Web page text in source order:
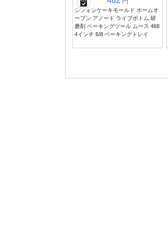
シフォンケーキモールド ホームオ
ーブン アノード ライブボトム 研
磨剤 ベーキングツール ムース 468
4インチ 6/8 ベーキングトレイ